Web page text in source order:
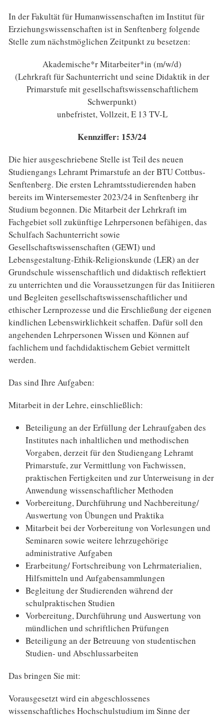
In der Fakultät für Humanwissenschaften im Institut für
Erziehungswissenschaften ist in Senftenberg folgende
Stelle zum nächstmöglichen Zeitpunkt zu besetzen:
Akademische*r Mitarbeiter*in (m/w/d)
(Lehrkraft für Sachunterricht und seine Didaktik in der
Primarstufe mit gesellschaftswissenschaftlichem
Schwerpunkt)
unbefristet, Vollzeit,E 13 TV-L
Kennziffer: 153/24
Die hier ausgeschriebene Stelle ist Teil des neuen
Studiengangs Lehramt Primarstufe an der BTU Cottbus-
Senftenberg. Die ersten Lehramtsstudierenden haben
bereits im Wintersemester 2023/24 in Senftenberg ihr
Studium begonnen. Die Mitarbeit der Lehrkraft im
Fachgebiet soll zukünftige Lehrpersonen befähigen, das
Schulfach Sachunterricht sowie
Gesellschaftswissenschaften (GEWI) und
Lebensgestaltung-Ethik-Religionskunde (LER) an der
Grundschule wissenschaftlich und didaktisch reflektiert
zu unterrichten und die Voraussetzungen für das Initiieren
und Begleiten gesellschaftswissenschaftlicher und
ethischer Lernprozesse und die Erschließung der eigenen
kindlichen Lebenswirklichkeit schaffen. Dafür soll den
angehenden Lehrpersonen Wissen und Können auf
fachlichem und fachdidaktischem Gebiet vermittelt
werden.
Das sind Ihre Aufgaben:
Mitarbeit in der Lehre, einschließlich:
Beteiligung an der Erfüllung der Lehraufgaben des
Institutes nach inhaltlichen und methodischen
Vorgaben, derzeit für den Studiengang Lehramt
Primarstufe, zur Vermittlung von Fachwissen,
praktischen Fertigkeiten und zur Unterweisung in der
Anwendung wissenschaftlicher Methoden
Vorbereitung, Durchführung und Nachbereitung/
Auswertung von Übungen und Praktika
Mitarbeit bei der Vorbereitung von Vorlesungen und
Seminaren sowie weitere lehrzugehörige
administrative Aufgaben
Erarbeitung/ Fortschreibung von Lehrmaterialien,
Hilfsmitteln und Aufgabensammlungen
Begleitung der Studierenden während der
schulpraktischen Studien
Vorbereitung, Durchführung und Auswertung von
mündlichen und schriftlichen Prüfungen
Beteiligung an der Betreuung von studentischen
Studien- und Abschlussarbeiten
Das bringen Sie mit:
Vorausgesetzt wird ein abgeschlossenes
wissenschaftliches Hochschulstudium im Sinne der